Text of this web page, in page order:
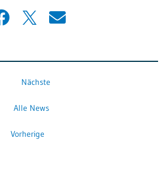
Nächste
Alle News
Vorherige